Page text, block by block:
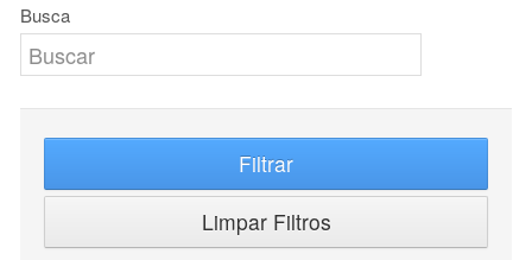
Busca
Filtrar
Limpar Filtros